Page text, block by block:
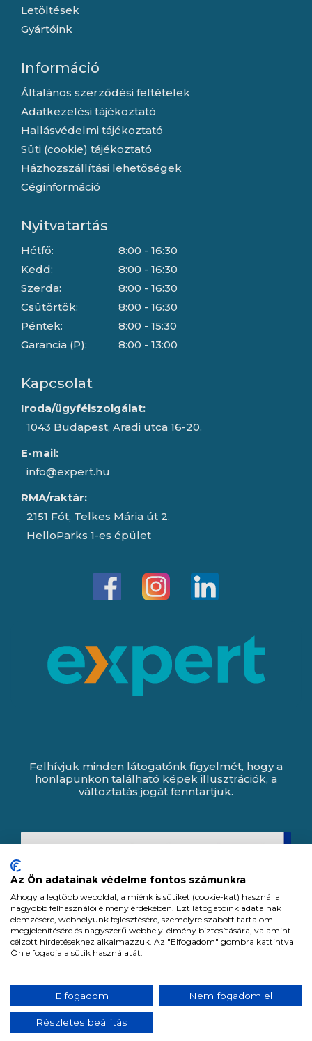
Letöltések
Gyártóink
Információ
Általános szerződési feltételek
Adatkezelési tájékoztató
Hallásvédelmi tájékoztató
Süti (cookie) tájékoztató
Házhozszállítási lehetőségek
Céginformáció
Nyitvatartás
Hétfő:
Kedd:
Szerda:
Csütörtök:
Péntek:
Garancia (P):
8:00 - 16:30
8:00 - 16:30
8:00 - 16:30
8:00 - 16:30
8:00 - 15:30
8:00 - 13:00
Kapcsolat
Iroda/ügyfélszolgálat:
1043 Budapest, Aradi utca 16-20.
E-mail:
info@expert.hu
RMA/raktár:
2151 Fót, Telkes Mária út 2.
HelloParks 1-es épület
Felhívjuk minden látogatónk figyelmét, hogy a
honlapunkon található képek illusztrációk, a
változtatás jogát fenntartjuk.
Minden jog fenntartva. All rights reserved.
Tervezte és készítette:
Vision-Software, az Octopus 8 ERP forgalmazója.
Az Ön adatainak védelme fontos számunkra
Ahogy a legtöbb weboldal, a miénk is sütiket (cookie-kat) használ a
nagyobb felhasználói élmény érdekében. Ezt látogatóink adatainak
elemzésére, webhelyünk fejlesztésére, személyre szabott tartalom
megjelenítésére és nagyszerű webhely-élmény biztosítására, valamint
célzott hirdetésekhez alkalmazzuk. Az "Elfogadom" gombra kattintva
Ön elfogadja a sütik használatát.
Elfogadom Nem fogadom el
Részletes beállítás